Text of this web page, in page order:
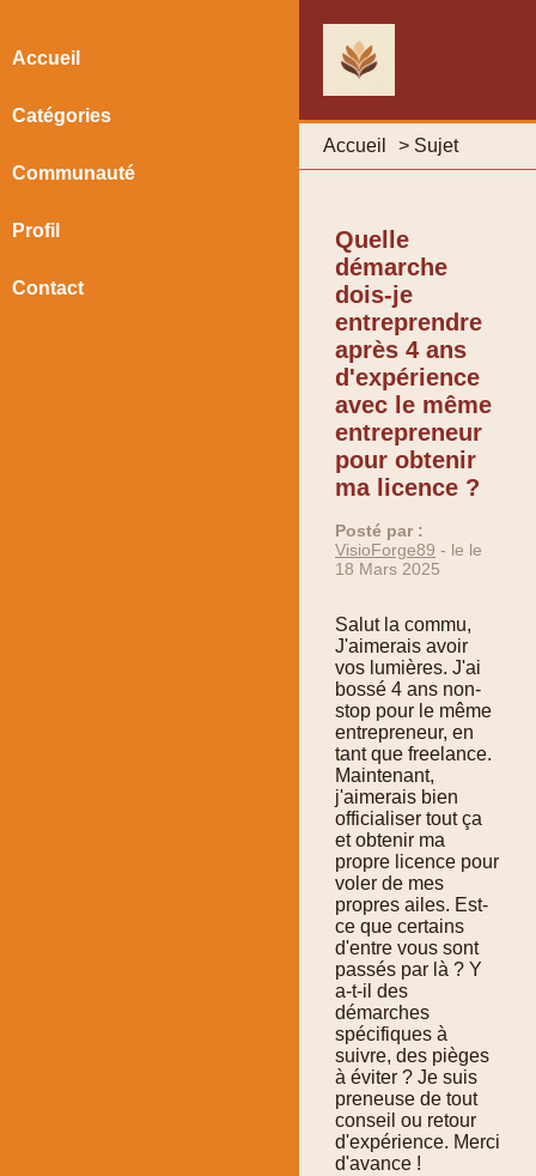
Accueil > Sujet
Accueil
Catégories
Communauté
Profil
Contact
Quelle
démarche
dois-je
entreprendre
après 4 ans
d'expérience
avec le même
entrepreneur
pour obtenir
ma licence ?
Posté par :
VisioForge89 - le le
18 Mars 2025
Salut la commu,
J'aimerais avoir
vos lumières. J'ai
bossé 4 ans non-
stop pour le même
entrepreneur, en
tant que freelance.
Maintenant,
j'aimerais bien
officialiser tout ça
et obtenir ma
propre licence pour
voler de mes
propres ailes. Est-
ce que certains
d'entre vous sont
passés par là ? Y
a-t-il des
démarches
spécifiques à
suivre, des pièges
à éviter ? Je suis
preneuse de tout
conseil ou retour
d'expérience. Merci
d'avance !